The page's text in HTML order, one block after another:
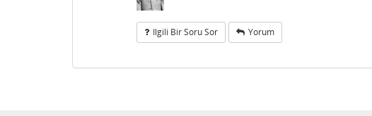
Ilgili Bir Soru Sor Yorum